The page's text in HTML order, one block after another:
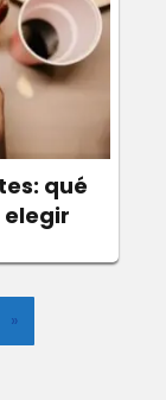
qué
»